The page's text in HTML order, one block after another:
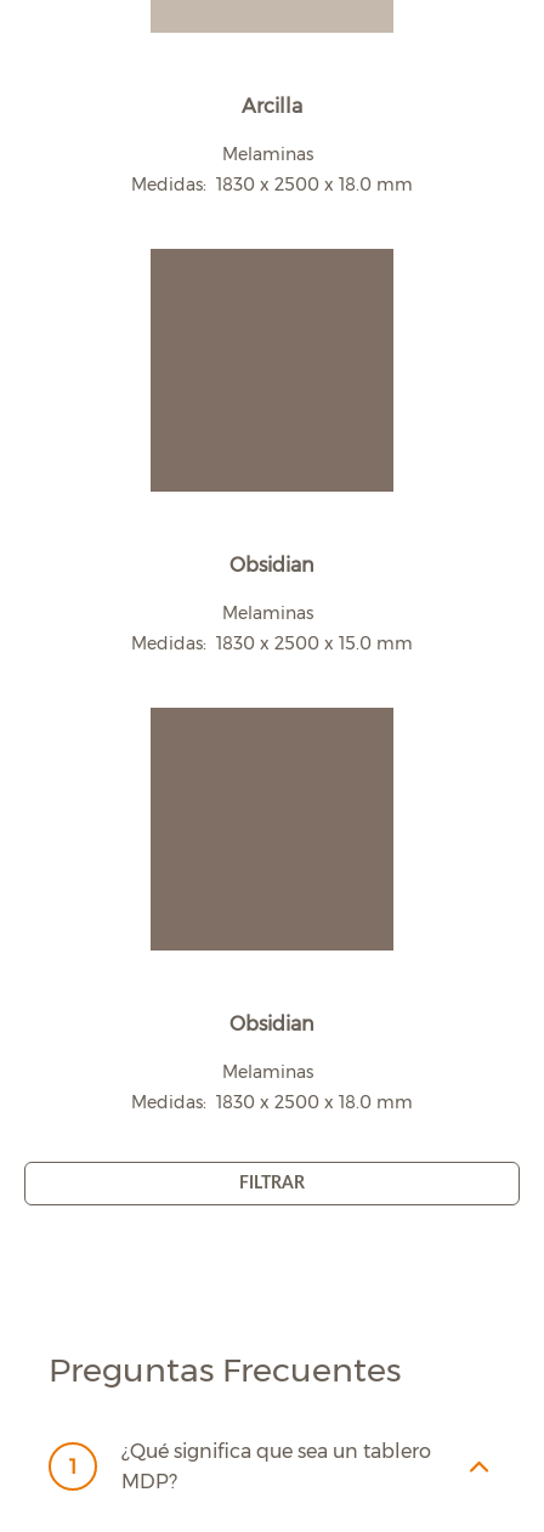
Arcilla
Melaminas
Medidas: 1830 x 2500 x 18.0 mm
Obsidian
Melaminas
Medidas: 1830 x 2500 x 15.0 mm
Obsidian
Melaminas
Medidas: 1830 x 2500 x 18.0 mm
FILTRAR
Preguntas Frecuentes
1
¿Qué significa que sea un tablero
MDP?